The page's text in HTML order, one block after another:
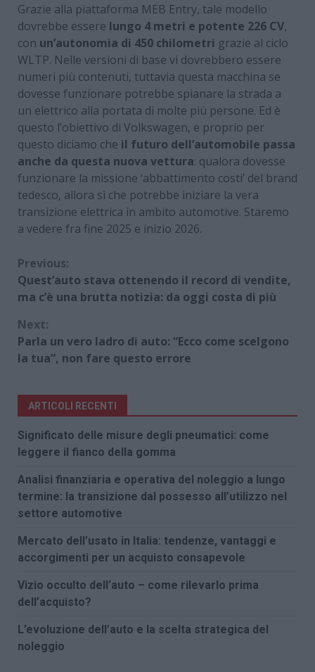
Grazie alla piattaforma MEB Entry, tale modello
dovrebbe essere lungo 4 metri e potente 226 CV,
con un’autonomia di 450 chilometri grazie al ciclo
WLTP. Nelle versioni di base vi dovrebbero essere
numeri più contenuti, tuttavia questa macchina se
dovesse funzionare potrebbe spianare la strada a
un elettrico alla portata di molte più persone. Ed è
questo l’obiettivo di Volkswagen, e proprio per
questo diciamo che il futuro dell’automobile passa
anche da questa nuova vettura: qualora dovesse
funzionare la missione ‘abbattimento costi’ del brand
tedesco, allora sì che potrebbe iniziare la vera
transizione elettrica in ambito automotive. Staremo
a vedere fra fine 2025 e inizio 2026.
Continue
Reading
Previous:
Quest’auto stava ottenendo il record di vendite,
ma c’è una brutta notizia: da oggi costa di più
Next:
Parla un vero ladro di auto: “Ecco come scelgono
la tua”, non fare questo errore
ARTICOLI RECENTI
Significato delle misure degli pneumatici: come
leggere il fianco della gomma
Analisi finanziaria e operativa del noleggio a lungo
termine: la transizione dal possesso all’utilizzo nel
settore automotive
Mercato dell’usato in Italia: tendenze, vantaggi e
accorgimenti per un acquisto consapevole
Vizio occulto dell’auto – come rilevarlo prima
dell’acquisto?
L’evoluzione dell’auto e la scelta strategica del
noleggio